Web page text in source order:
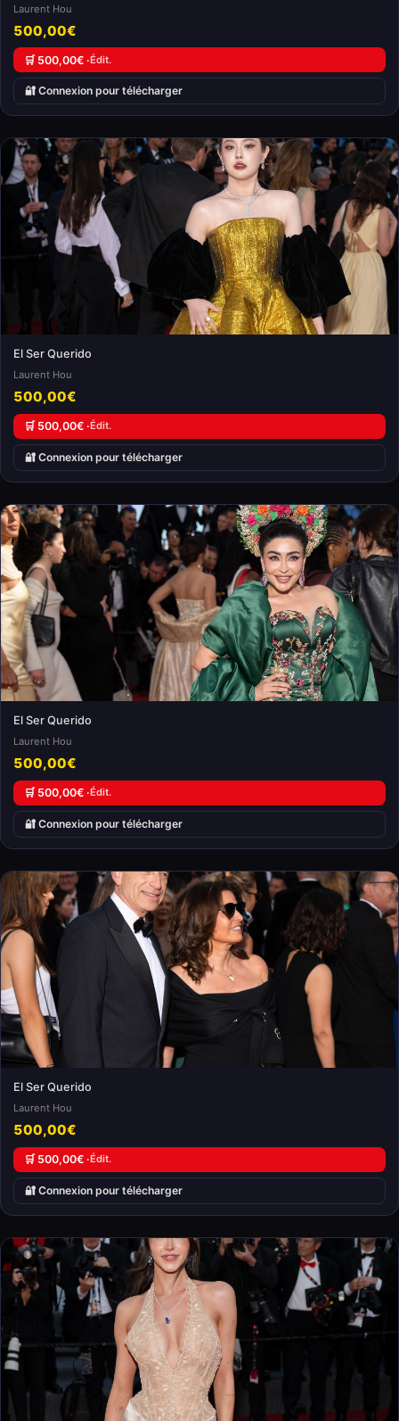
Laurent Hou
500,00€
🛒 500,00€ ·Édit.
🔐 Connexion pour télécharger
El Ser Querido
Laurent Hou
500,00€
🛒 500,00€ ·Édit.
🔐 Connexion pour télécharger
El Ser Querido
Laurent Hou
500,00€
🛒 500,00€ ·Édit.
🔐 Connexion pour télécharger
El Ser Querido
Laurent Hou
500,00€
🛒 500,00€ ·Édit.
🔐 Connexion pour télécharger